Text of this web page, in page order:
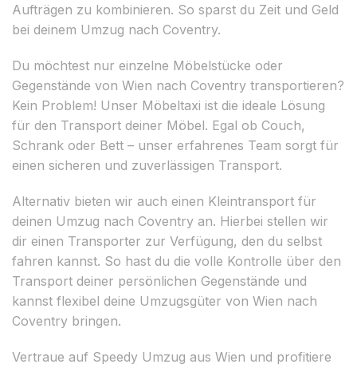
Aufträgen zu kombinieren. So sparst du Zeit und Geld
bei deinem Umzug nach Coventry.
Du möchtest nur einzelne Möbelstücke oder
Gegenstände von Wien nach Coventry transportieren?
Kein Problem! Unser Möbeltaxi ist die ideale Lösung
für den Transport deiner Möbel. Egal ob Couch,
Schrank oder Bett – unser erfahrenes Team sorgt für
einen sicheren und zuverlässigen Transport.
Alternativ bieten wir auch einen Kleintransport für
deinen Umzug nach Coventry an. Hierbei stellen wir
dir einen Transporter zur Verfügung, den du selbst
fahren kannst. So hast du die volle Kontrolle über den
Transport deiner persönlichen Gegenstände und
kannst flexibel deine Umzugsgüter von Wien nach
Coventry bringen.
Vertraue auf Speedy Umzug aus Wien und profitiere